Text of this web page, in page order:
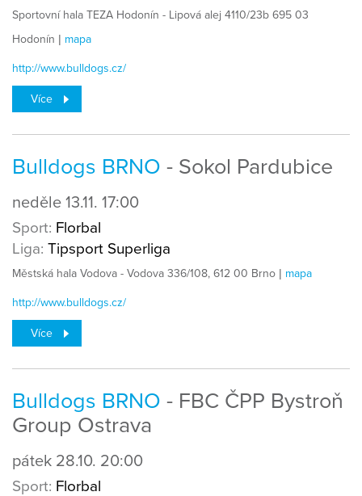
Sportovní hala TEZA Hodonín - Lipová alej 4110/23b 695 03
Hodonín | mapa
http://www.bulldogs.cz/
Více
Bulldogs BRNO - Sokol Pardubice
neděle 13.11. 17:00
Sport: Florbal
Liga: Tipsport Superliga
Městská hala Vodova - Vodova 336/108, 612 00 Brno | mapa
http://www.bulldogs.cz/
Více
Bulldogs BRNO - FBC ČPP Bystroň
Group Ostrava
pátek 28.10. 20:00
Sport: Florbal